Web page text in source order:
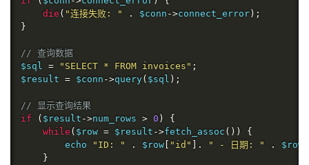
die ( "连接失败: " . $conn ->connect_error );
}
// 查询数据
$sql = "SELECT * FROM invoices" ;
$result = $conn ->query( $sql );
// 显示查询结果
if
( $result ->num_rows > 0 )
{
while ( $row = $result ->fetch_assoc ())
{
        echo
"ID: " . $row "id" ]. " - 日期: " . $row
}